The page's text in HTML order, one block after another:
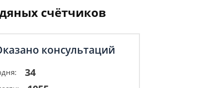
счётчиков
консультаций
34